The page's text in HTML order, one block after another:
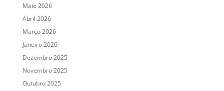
Maio 2026
Abril 2026
Março 2026
Janeiro 2026
Dezembro 2025
Novembro 2025
Outubro 2025